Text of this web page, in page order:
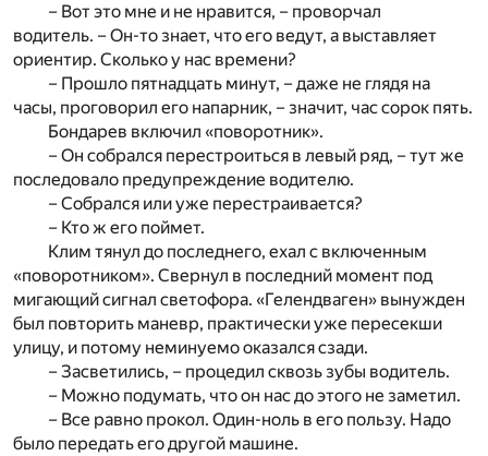
– Вот это мне и не нравится, – проворчал
водитель. – Он-то знает, что его ведут, а выставляет
ориентир. Сколько у нас времени?
– Прошло пятнадцать минут, – даже не глядя на
часы, проговорил его напарник, – значит, час сорок пять.
Бондарев включил «поворотник».
– Он собрался перестроиться в левый ряд, – тут же
последовало предупреждение водителю.
– Собрался или уже перестраивается?
– Кто ж его поймет.
Клим тянул до последнего, ехал с включенным
«поворотником». Свернул в последний момент под
мигающий сигнал светофора. «Гелендваген» вынужден
был повторить маневр, практически уже пересекши
улицу, и потому неминуемо оказался сзади.
– Засветились, – процедил сквозь зубы водитель.
– Можно подумать, что он нас до этого не заметил.
– Все равно прокол. Один-ноль в его пользу. Надо
было передать его другой машине.